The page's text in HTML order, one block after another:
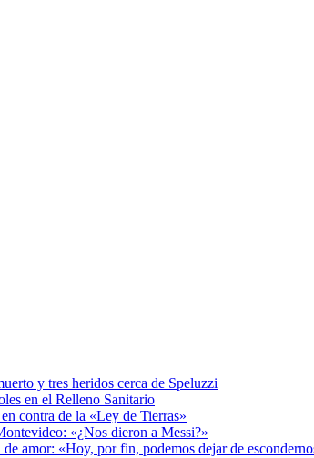
y tres heridos cerca de Speluzzi
en el Relleno Sanitario
contra de la «Ley de Tierras»
«¿Nos dieron a Messi?»
amor: «Hoy, por fin, podemos dejar de